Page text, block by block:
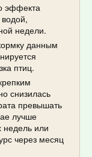
эффекта
недели.
данным
птиц.
снизилась
превышать
лучше
недель или
через месяц